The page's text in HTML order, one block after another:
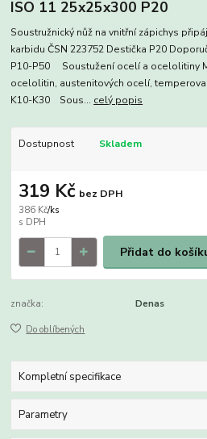
ISO 11 25x25x300 P20
Soustružnický nůž na vnitřní zápichys
karbidu ČSN 223752 Destička P20
P10-P50 Soustužení ocelí a ocelolitiny
ocelolitin, austenitových ocelí,
K10-K30 Sous... celý popis
Dostupnost Skladem
386 Kč/ks
319 Kč bez DPH
Přidat do
značka: Denas
Do oblíbených
Kompletní specifikace
Parametry